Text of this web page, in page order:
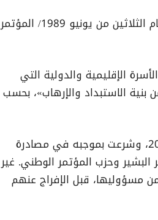
وأكدت اللجنة أنها ماضية في «استكمال معركة تفكيك نظام الثلاثين من يونيو 1989/ المؤتمر
الإقليمية والدولية التي
الاستبداد والإرهاب»، بحسب
وكانت اللجنة قد شُكّلت بموجب قانون خاص في نوفمبر 2019، وشرعت بموجبه في مصادرة
وحزب المؤتمر الوطني. غير
من مسؤوليها، قبل الإفراج عنهم